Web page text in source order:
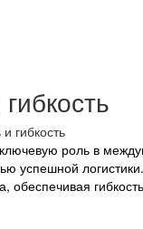
роль в
успешной
обеспечивая